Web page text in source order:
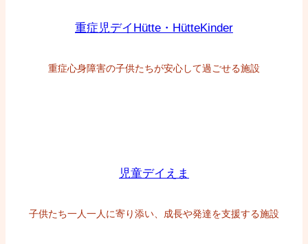
重症児デイHütte・HütteKinder
重症心身障害の子供たちが安心して過ごせる施設
児童デイえま
子供たち一人一人に寄り添い、成長や発達を支援する施設